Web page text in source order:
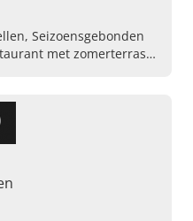
Seizoensgebonden
met zomerterras,
en specialiteiten,
20 personen, Chique